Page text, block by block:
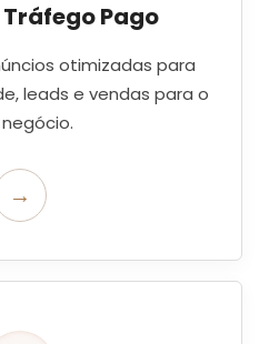
Pago
otimizadas para
leads e vendas para o
→